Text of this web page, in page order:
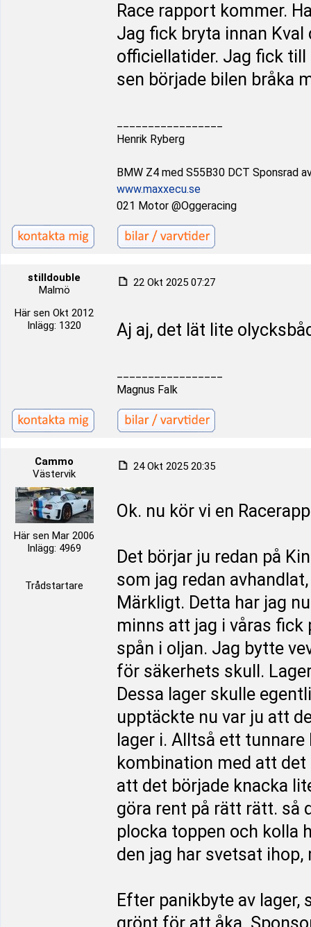
Race rapport kommer.
Jag fick bryta innan Kval
officiellatider. Jag fick
sen började bilen bråka
Henrik Ryberg
BMW Z4 med S55B30 DCT Sponsrad
www.maxxecu.se
021 Motor @Oggeracing
stilldouble
Malmö
Här sen Okt 2012
Inlägg: 1320
22 Okt 2025 07:27
Aj aj, det lät lite
Magnus Falk
Cammo
Västervik
Här sen Mar 2006
Inlägg: 4969
Trådstartare
24 Okt 2025 20:35
Ok. nu kör vi en
Det börjar ju redan på
som jag redan
Märkligt. Detta har jag
minns att jag i våras fick
spån i oljan. Jag bytte
för säkerhets skull.
Dessa lager skulle
upptäckte nu var ju att
lager i. Alltså ett
kombination med att
att det började knacka
göra rent på rätt rätt. så
plocka toppen och kolla
den jag har svetsat
Efter panikbyte av